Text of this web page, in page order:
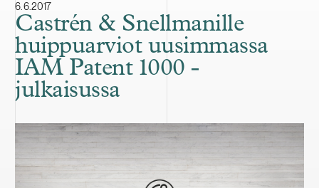
6.6.2017
Castrén & Snellmanille
huippuarviot uusimmassa
IAM Patent 1000 -
julkaisussa